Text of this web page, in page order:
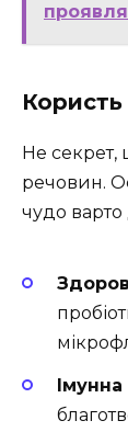
Не
речовин.
чудо варто